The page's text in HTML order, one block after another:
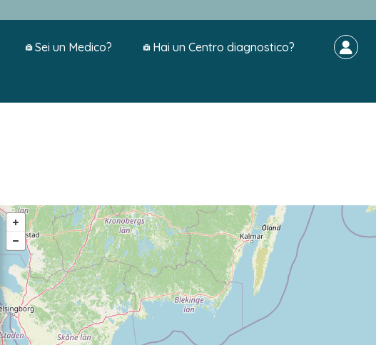
Sei un Medico? Hai un Centro diagnostico?